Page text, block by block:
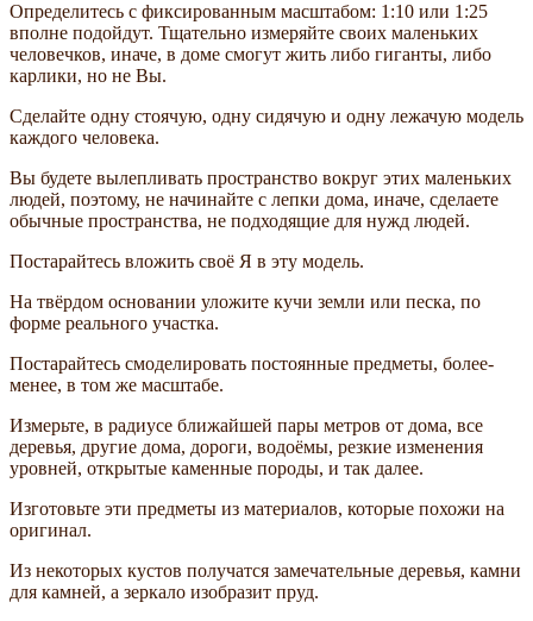
Определитесь с фиксированным масштабом: 1:10 или 1:25
вполне подойдут. Тщательно измеряйте своих маленьких
человечков, иначе, в доме смогут жить либо гиганты, либо
карлики, но не Вы.
Сделайте одну стоячую, одну сидячую и одну лежачую модель
каждого человека.
Вы будете вылепливать пространство вокруг этих маленьких
людей, поэтому, не начинайте с лепки дома, иначе, сделаете
обычные пространства, не подходящие для нужд людей.
Постарайтесь вложить своё Я в эту модель.
На твёрдом основании уложите кучи земли или песка, по
форме реального участка.
Постарайтесь смоделировать постоянные предметы, более-
менее, в том же масштабе.
Измерьте, в радиусе ближайшей пары метров от дома, все
деревья, другие дома, дороги, водоёмы, резкие изменения
уровней, открытые каменные породы, и так далее.
Изготовьте эти предметы из материалов, которые похожи на
оригинал.
Из некоторых кустов получатся замечательные деревья, камни
для камней, а зеркало изобразит пруд.